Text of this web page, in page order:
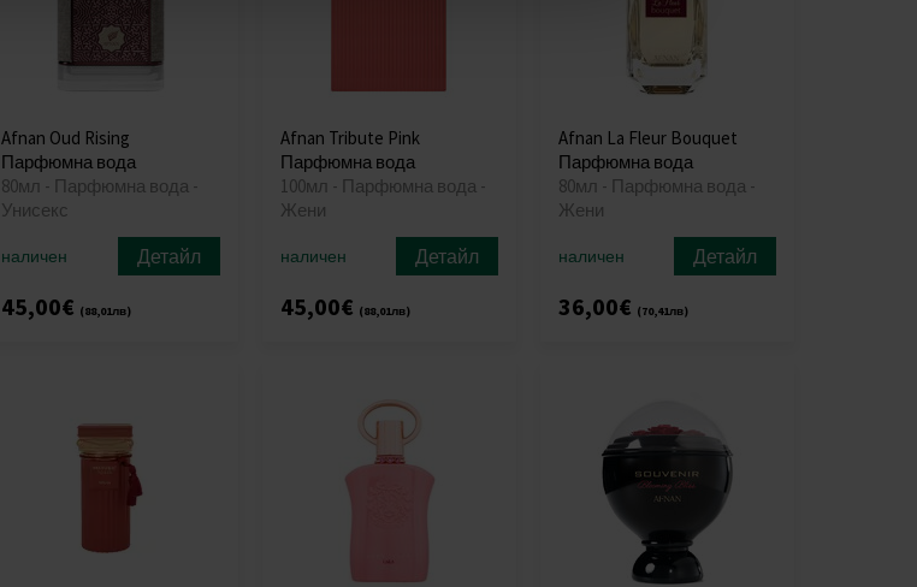
Afnan Oud Rising
Парфюмна вода
80мл - Парфюмна вода -
Унисекс
наличен Детайл
45,00€ (88,01лв)
Afnan Tribute Pink
Парфюмна вода
100мл - Парфюмна вода -
Жени
наличен Детайл
45,00€ (88,01лв)
Afnan La Fleur Bouquet
Парфюмна вода
80мл - Парфюмна вода -
Жени
наличен Детайл
36,00€ (70,41лв)